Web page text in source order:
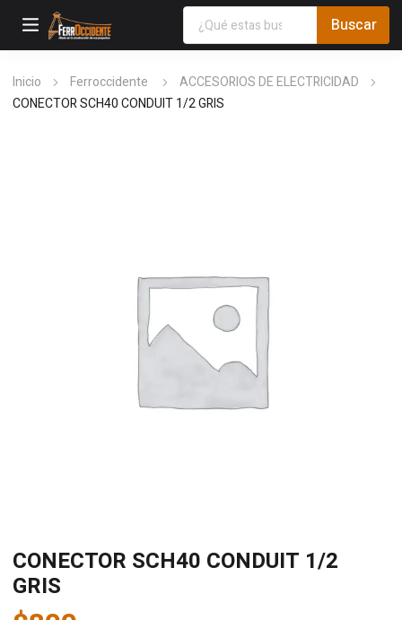
Inicio Ferroccidente
ACCESORIOS DE ELECTRICIDAD
CONECTOR SCH40 CONDUIT 1/2 GRIS
CONECTOR SCH40 CONDUIT 1/2
GRIS